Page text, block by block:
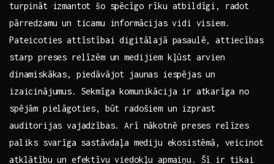
turpināt izmantot šo spēcīgo rīku atbildīgi, ‍radot‍
pārredzamu un ticamu informācijas⁣ vidi visiem.
Pateicoties attīstībai digitālajā pasaulē, attiecības
starp preses relīzēm un medijiem kļūst arvien
dinamiskākas, piedāvājot jaunas iespējas⁢ un
izaicinājumus. Sekmīga komunikācija ir atkarīga​ no
spējām pielāgoties, būt‌ radošiem un izprast‌
auditorijas vajadzības. Arī ‍nākotnē preses​ relīzes​
paliks ⁣svarīga sastāvdaļa mediju ekosistēmā, veicinot
atklātību‌ un efektīvu viedokļu ​apmaiņu. Šī ir tikai